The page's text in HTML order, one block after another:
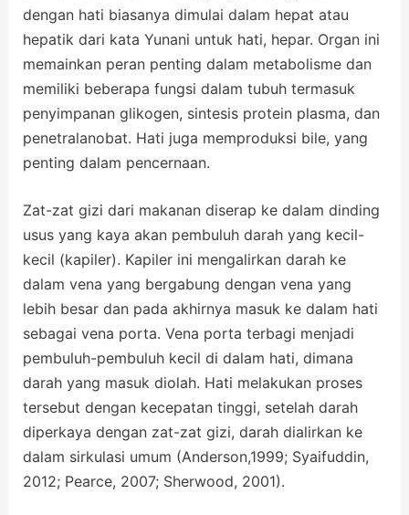
dengan hati biasanya dimulai dalam hepat atau
hepatik dari kata Yunani untuk hati, hepar. Organ ini
memainkan peran penting dalam metabolisme dan
memiliki beberapa fungsi dalam tubuh termasuk
penyimpanan glikogen, sintesis protein plasma, dan
penetralanobat. Hati juga memproduksi bile, yang
penting dalam pencernaan.
Zat-zat gizi dari makanan diserap ke dalam dinding
usus yang kaya akan pembuluh darah yang kecil-
kecil (kapiler). Kapiler ini mengalirkan darah ke
dalam vena yang bergabung dengan vena yang
lebih besar dan pada akhirnya masuk ke dalam hati
sebagai vena porta. Vena porta terbagi menjadi
pembuluh-pembuluh kecil di dalam hati, dimana
darah yang masuk diolah. Hati melakukan proses
tersebut dengan kecepatan tinggi, setelah darah
diperkaya dengan zat-zat gizi, darah dialirkan ke
dalam sirkulasi umum (Anderson,1999; Syaifuddin,
2012; Pearce, 2007; Sherwood, 2001).